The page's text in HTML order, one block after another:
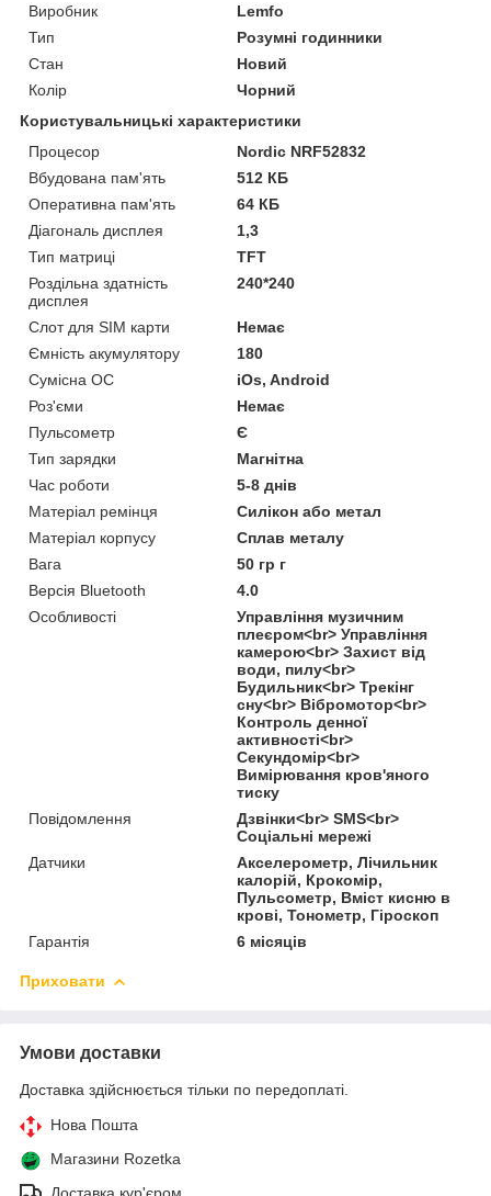
Виробник
Lemfo
Тип
Розумні годинники
Стан
Новий
Колір
Чорний
Користувальницькі характеристики
Процесор
Nordic NRF52832
Вбудована пам'ять
512 КБ
Оперативна пам'ять
64 КБ
Діагональ дисплея
1,3
Тип матриці
TFT
Роздільна здатність
дисплея
240*240
Слот для SIM карти
Немає
Ємність акумулятору
180
Сумісна ОС
iOs, Android
Роз'єми
Немає
Пульсометр
Є
Тип зарядки
Магнітна
Час роботи
5-8 днів
Матеріал ремінця
Силікон або метал
Матеріал корпусу
Сплав металу
Вага
50 гр г
Версія Bluetooth
4.0
Особливості
Управління музичним
плеєром<br> Управління
камерою<br> Захист від
води, пилу<br>
Будильник<br> Трекінг
сну<br> Вібромотор<br>
Контроль денної
активності<br>
Секундомір<br>
Вимірювання кров'яного
тиску
Повідомлення
Дзвінки<br> SMS<br>
Соціальні мережі
Датчики
Акселерометр, Лічильник
калорій, Крокомір,
Пульсометр, Вміст кисню в
крові, Тонометр, Гіроскоп
Гарантія
6 місяців
Приховати
Умови доставки
Доставка здійснюється тільки по передоплаті.
Нова Пошта
Магазини Rozetka
Доставка кур'єром